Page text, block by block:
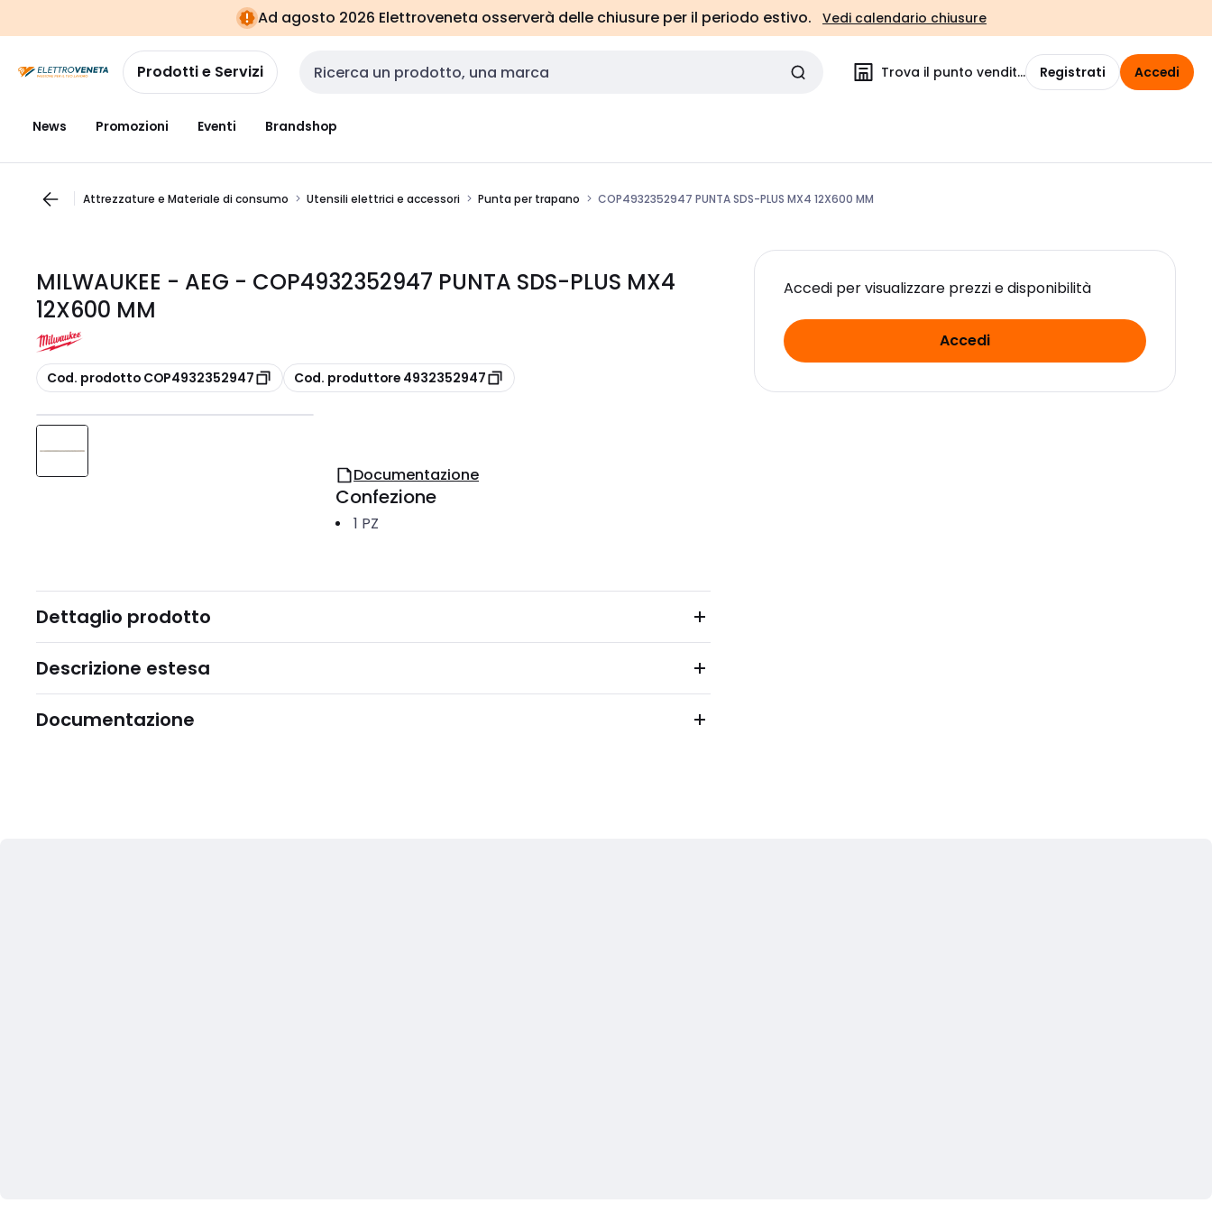
navigazionealla
pagina
Ad agosto 2026 Elettroveneta osserverà delle chiusure per il periodo estivo. Vedi calendario chiusure
Prodotti e Servizi Cerca input Trova il punto vendita Registrati Accedi
News Promozioni Eventi Brandshop
Attrezzature e Materiale di consumo Utensili elettrici e accessori Punta per trapano COP4932352947 PUNTA SDS-PLUS MX4 12X600 MM
MILWAUKEE - AEG - COP4932352947 PUNTA SDS-PLUS MX4
12X600 MM
copia
Cod. prodotto COP4932352947 copia
Cod. produttore 4932352947
Accedi per visualizzare prezzi e disponibilità
Accedi
Documentazione
Confezione
1 PZ
Dettaglio prodotto
Descrizione estesa
Documentazione